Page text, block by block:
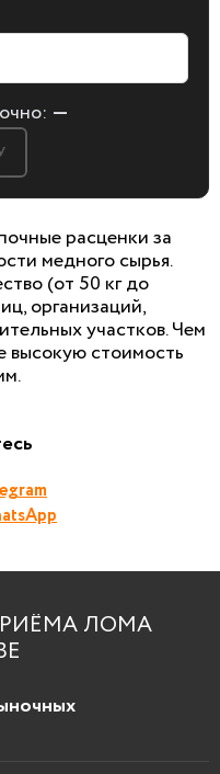
—
ЛОМА
к вам позвоним!
персональных
расценки за
медного сырья.
(от 50 кг до
организаций,
участков. Чем
высокую стоимость
ЛОМА